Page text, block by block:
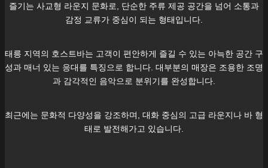
즐기는 사교형 라운지 문화로, 단순한 주류 제공 공간을 넘어 소통과
감정 교류가 중심이 되는 형태입니다.
태릉 지역의 호스트바는 고객이 편안하게 즐길 수 있는 아늑한 공간 구
성과 매너 있는 응대를 특징으로 합니다. 대부분의 매장은 조용한 조명
과 감각적인 음악으로 분위기를 완성합니다.
최근에는 문화적 다양성을 강조하며, 대화 중심의 고급 라운지나 바 형
태로 발전해가고 있습니다.